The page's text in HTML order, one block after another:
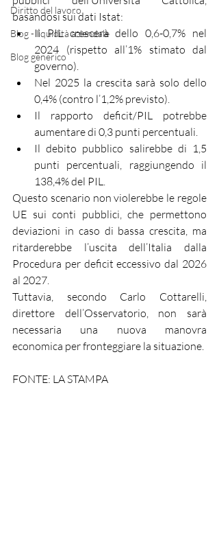
Diritto del lavoro
Blog - liquidità aziendale
Blog generico
basandosi sui dati Istat:
Il PIL crescerà dello 0,6-0,7% nel
2024 (rispetto all’1% stimato dal
governo).
Nel 2025 la crescita sarà solo dello
0,4% (contro l’1,2% previsto).
Il rapporto deficit/PIL potrebbe
aumentare di 0,3 punti percentuali.
Il debito pubblico salirebbe di 1,5
punti percentuali, raggiungendo il
138,4% del PIL.
Questo scenario non violerebbe le regole
UE sui conti pubblici, che permettono
deviazioni in caso di bassa crescita, ma
ritarderebbe l’uscita dell’Italia dalla
Procedura per deficit eccessivo dal 2026
al 2027.
Tuttavia, secondo Carlo Cottarelli,
direttore dell’Osservatorio, non sarà
necessaria una nuova manovra
economica per fronteggiare la situazione.
FONTE: LA STAMPA